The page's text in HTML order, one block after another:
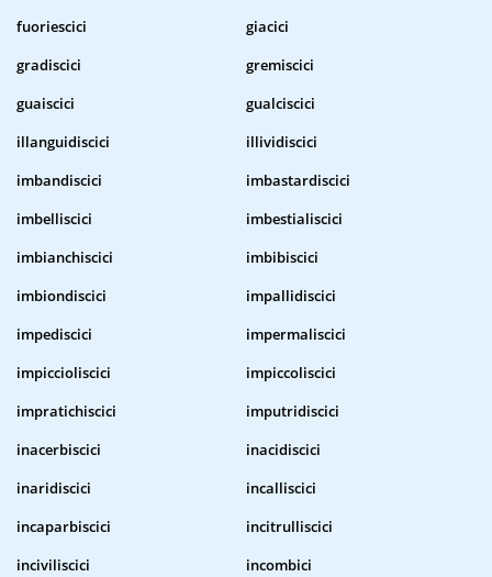
fuoriescici
giacici
gradiscici
gremiscici
guaiscici
gualciscici
illanguidiscici
illividiscici
imbandiscici
imbastardiscici
imbelliscici
imbestialiscici
imbianchiscici
imbibiscici
imbiondiscici
impallidiscici
impediscici
impermaliscici
impiccioliscici
impiccoliscici
impratichiscici
imputridiscici
inacerbiscici
inacidiscici
inaridiscici
incalliscici
incaparbiscici
incitrulliscici
inciviliscici
incombici